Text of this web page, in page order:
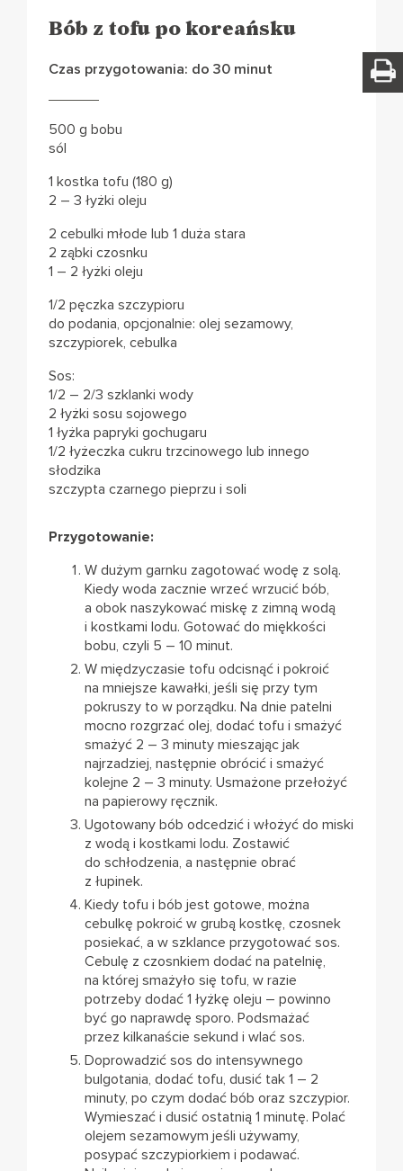
Bób z tofu po koreańsku
Czas przygotowania: do 30 minut
500 g bobu
sól
1 kostka tofu (180 g)
2 – 3 łyżki oleju
2 cebulki młode lub 1 duża stara
2 ząbki czosnku
1 – 2 łyżki oleju
1/2 pęczka szczypioru
do podania, opcjonalnie: olej sezamowy,
szczypiorek, cebulka
Sos:
1/2 – 2/3 szklanki wody
2 łyżki sosu sojowego
1 łyżka papryki gochugaru
1/2 łyżeczka cukru trzcinowego lub innego
słodzika
szczypta czarnego pieprzu i soli
Przygotowanie:
W dużym garnku zagotować wodę z solą.
Kiedy woda zacznie wrzeć wrzucić bób,
a obok naszykować miskę z zimną wodą
i kostkami lodu. Gotować do miękkości
bobu, czyli 5 – 10 minut.
W międzyczasie tofu odcisnąć i pokroić
na mniejsze kawałki, jeśli się przy tym
pokruszy to w porządku. Na dnie patelni
mocno rozgrzać olej, dodać tofu i smażyć
smażyć 2 – 3 minuty mieszając jak
najrzadziej, następnie obrócić i smażyć
kolejne 2 – 3 minuty. Usmażone przełożyć
na papierowy ręcznik.
Ugotowany bób odcedzić i włożyć do miski
z wodą i kostkami lodu. Zostawić
do schłodzenia, a następnie obrać
z łupinek.
Kiedy tofu i bób jest gotowe, można
cebulkę pokroić w grubą kostkę, czosnek
posiekać, a w szklance przygotować sos.
Cebulę z czosnkiem dodać na patelnię,
na której smażyło się tofu, w razie
potrzeby dodać 1 łyżkę oleju – powinno
być go naprawdę sporo. Podsmażać
przez kilkanaście sekund i wlać sos.
Doprowadzić sos do intensywnego
bulgotania, dodać tofu, dusić tak 1 – 2
minuty, po czym dodać bób oraz szczypior.
Wymieszać i dusić ostatnią 1 minutę. Polać
olejem sezamowym jeśli używamy,
posypać szczypiorkiem i podawać.